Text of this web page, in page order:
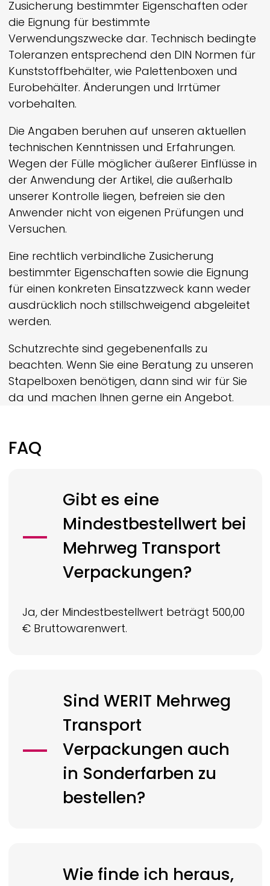
Zusicherung bestimmter Eigenschaften oder
die Eignung für bestimmte
Verwendungszwecke dar. Technisch bedingte
Toleranzen entsprechend den DIN Normen für
Kunststoffbehälter, wie Palettenboxen und
Eurobehälter. Änderungen und Irrtümer
vorbehalten.
Die Angaben beruhen auf unseren aktuellen
technischen Kenntnissen und Erfahrungen.
Wegen der Fülle möglicher äußerer Einflüsse in
der Anwendung der Artikel, die außerhalb
unserer Kontrolle liegen, befreien sie den
Anwender nicht von eigenen Prüfungen und
Versuchen.
Eine rechtlich verbindliche Zusicherung
bestimmter Eigenschaften sowie die Eignung
für einen konkreten Einsatzzweck kann weder
ausdrücklich noch still­schweigend abgeleitet
werden.
Schutzrechte sind gegebenenfalls zu
beachten. Wenn Sie eine Beratung zu unseren
Stapelboxen benötigen, dann sind wir für Sie
da und machen Ihnen gerne ein Angebot.
FAQ
Gibt es eine
Mindestbestellwert bei
Mehrweg Transport
Verpackungen?
Ja, der Mindestbestellwert beträgt 500,00
€ Bruttowarenwert.
Sind WERIT Mehrweg
Transport
Verpackungen auch
in Sonderfarben zu
bestellen?
Wie finde ich heraus,